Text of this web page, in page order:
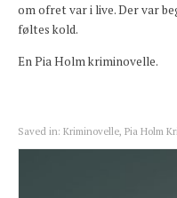
om ofret var i live. Der var
føltes kold.
En Pia Holm kriminovelle.
Saved in: Kriminovelle Pia Holm